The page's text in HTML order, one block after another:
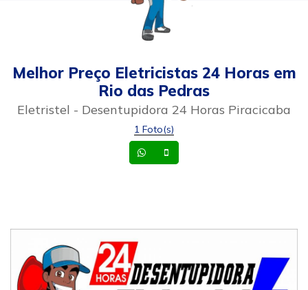
Melhor Preço Eletricistas 24 Horas em
Rio das Pedras
Eletristel - Desentupidora 24 Horas Piracicaba
1 Foto(s)
Whatsapp